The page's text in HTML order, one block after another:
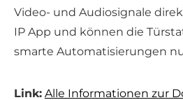
Video- und Audiosignale
IP App und können die
smarte Automatisierungen
Link: Alle Informationen zur